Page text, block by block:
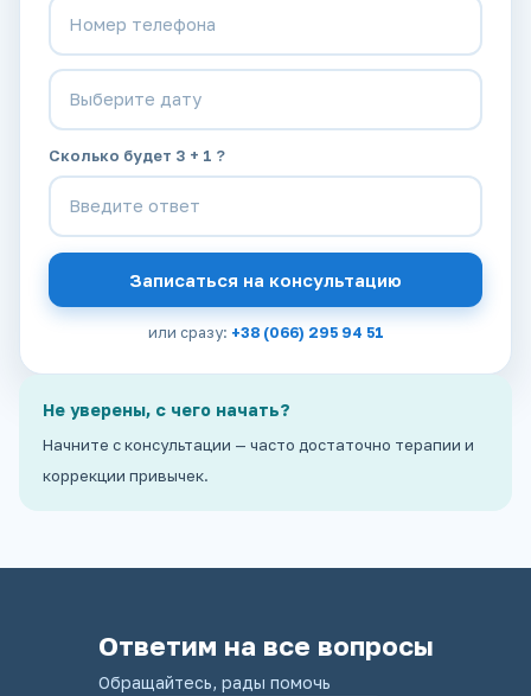
Сколько будет 3 + 1 ?
Записаться на консультацию
или сразу: +38 (066) 295 94 51
Не уверены, с чего начать?
Начните с консультации — часто достаточно терапии и
коррекции привычек.
Ответим на все вопросы
Обращайтесь, рады помочь